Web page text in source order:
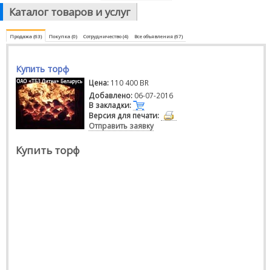
Каталог товаров и услуг
Продажа (63) Покупка (0) Сотрудничество (4) Все объявления (67)
Купить торф
Цена: 110 400 BR
Добавлено: 06-07-2016
В закладки:
Версия для печати:
Отправить заявку
Купить торф